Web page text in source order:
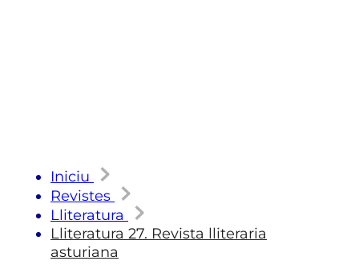
Iniciu
Revistes
Lliteratura
Lliteratura 27. Revista lliteraria
asturiana